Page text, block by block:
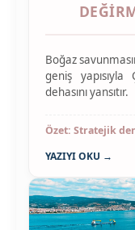
Boğaz
geniş
dehasını yansıtır.
Özet: Stratejik
YAZIYI OKU →